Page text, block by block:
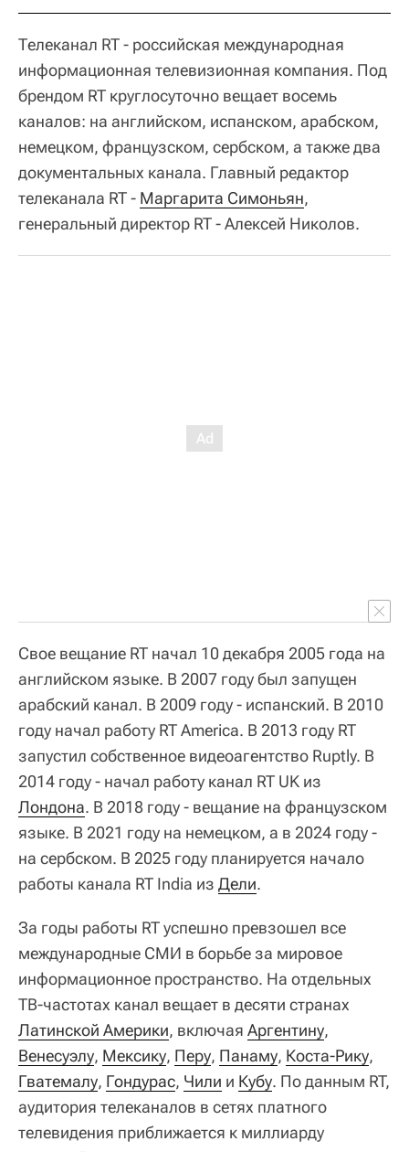
Телеканал RT - российская международная
информационная телевизионная компания. Под
брендом RT круглосуточно вещает восемь
каналов: на английском, испанском, арабском,
немецком, французском, сербском, а также два
документальных канала. Главный редактор
телеканала RT - Маргарита Симоньян,
генеральный директор RT - Алексей Николов.
Свое вещание RT начал 10 декабря 2005 года на
английском языке. В 2007 году был запущен
арабский канал. В 2009 году - испанский. В 2010
году начал работу RT America. В 2013 году RT
запустил собственное видеоагентство Ruptly. В
2014 году - начал работу канал RT UK из
Лондона. В 2018 году - вещание на французском
языке. В 2021 году на немецком, а в 2024 году -
на сербском. В 2025 году планируется начало
работы канала RT India из Дели.
За годы работы RT успешно превзошел все
международные СМИ в борьбе за мировое
информационное пространство. На отдельных
ТВ-частотах канал вещает в десяти странах
Латинской Америки, включая Аргентину,
Венесуэлу, Мексику, Перу, Панаму, Коста-Рику,
Гватемалу, Гондурас, Чили и Кубу. По данным RT,
аудитория телеканалов в сетях платного
телевидения приближается к миллиарду